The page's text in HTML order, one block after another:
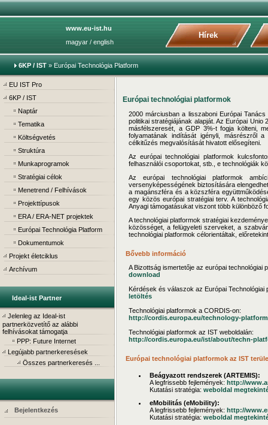
www.eu-ist.hu
magyar / english
Hírek
6KP / IST » Európai Technológia Platform
EU IST Pro
6KP / IST
Naptár
Tematika
Költségvetés
Struktúra
Munkaprogramok
Stratégiai célok
Menetrend / Felhívások
Projekttípusok
ERA / ERA-NET projektek
Európai Technológia Platform
Dokumentumok
Projekt életciklus
Archívum
Ideal-ist Partner
Jelenleg az Ideal-ist
partnerközvetítő az alábbi
felhívásokat támogatja
PPP: Future Internet
Legújabb partnerkeresések
Összes partnerkeresés ...
Bejelentkezés
Európai technológiai platformok
2000 márciusban a lisszaboni Európai
politikai stratégiájának alapját. Az Európai
másfélszeresét, a GDP 3%-t fogja költeni,
folyamatának indítását igényli, másrészről
célkitűzés megvalósítását hivatott elősegíteni.
Az európai technológiai platformok
felhasználói csoportokat, stb., e technológiák
Az európai technológiai platformok
versenyképességének biztosítására
a magánszféra és a közszféra
egy közös európai stratégiai terv. A
Anyagi támogatásukat viszont több különböző
A technológiai platformok stratégiai
közösséget, a felügyeleti szerveket, a
technológiai platformok célorientáltak,
Bővebb információ
A Bizottság ismertetője az európai technológiai
download
Kérdések és válaszok az Európai Technológiai
letöltés
Technológiai platformok a CORDIS-on:
http://cordis.europa.eu/technology-
Technológiai platformok az IST weboldalán:
http://cordis.europa.eu/ist/about/techn-
Európai technológiai platformok az IST
Beágyazott rendszerek (ARTEMIS):
A legfrissebb fejlemények: http://
Kutatási stratégia: weboldal
eMobilitás (eMobility):
A legfrissebb fejlemények: http://
Kutatási stratégia: weboldal